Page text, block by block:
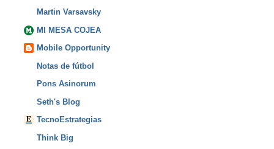
Martin Varsavsky
MI MESA COJEA
Mobile Opportunity
Notas de fútbol
Pons Asinorum
Seth's Blog
TecnoEstrategias
Think Big